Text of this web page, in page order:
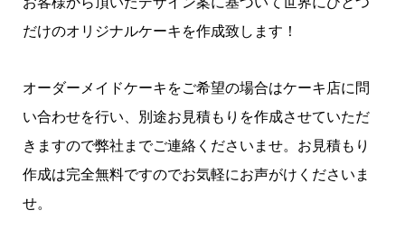
だけのオリジナルケーキを作成致します！
オーダーメイドケーキをご希望の場合はケーキ店に問
い合わせを行い、別途お見積もりを作成させていただ
きますので弊社までご連絡くださいませ。お見積もり
作成は完全無料ですのでお気軽にお声がけくださいま
せ。